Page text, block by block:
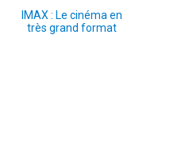
IMAX : Le cinéma en
très grand format